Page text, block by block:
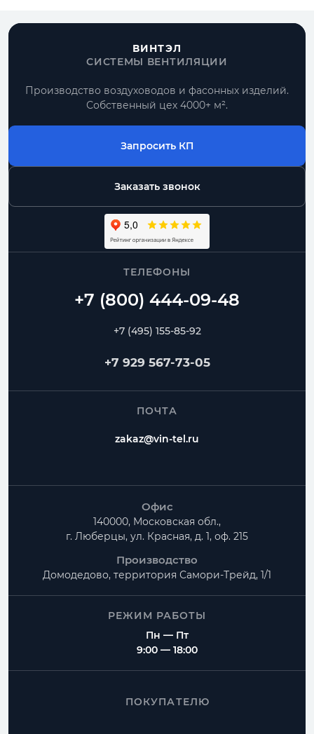
ВИНТЭЛ
СИСТЕМЫ ВЕНТИЛЯЦИИ
Производство воздуховодов и фасонных изделий.
Собственный цех 4000+ м².
Запросить КП
Заказать звонок
ТЕЛЕФОНЫ
+7 (495) 155-85-92
+7 929 567-73-05
ПОЧТА
zakaz@vin-tel.ru
Офис
140000, Московская обл.,
г. Люберцы, ул. Красная, д. 1, оф. 215
Производство
Домодедово, территория Самори-Трейд, 1/1
РЕЖИМ РАБОТЫ
Пн — Пт
9:00 — 18:00
ПОКУПАТЕЛЮ